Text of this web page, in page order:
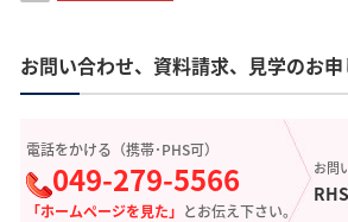
お問い合わせ、資料請求、見学のお
電話をかける（携帯･PHS可）
049-279-5566
「ホームページを見た」 とお伝え下さい。
お問